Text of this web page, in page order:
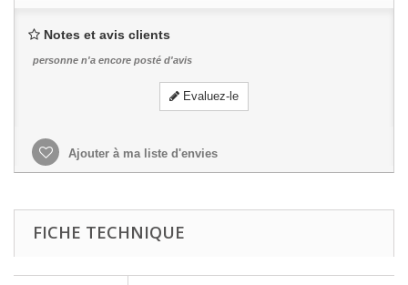
Notes et avis clients
personne n'a encore posté d'avis
Evaluez-le
Ajouter à ma liste d'envies
FICHE TECHNIQUE